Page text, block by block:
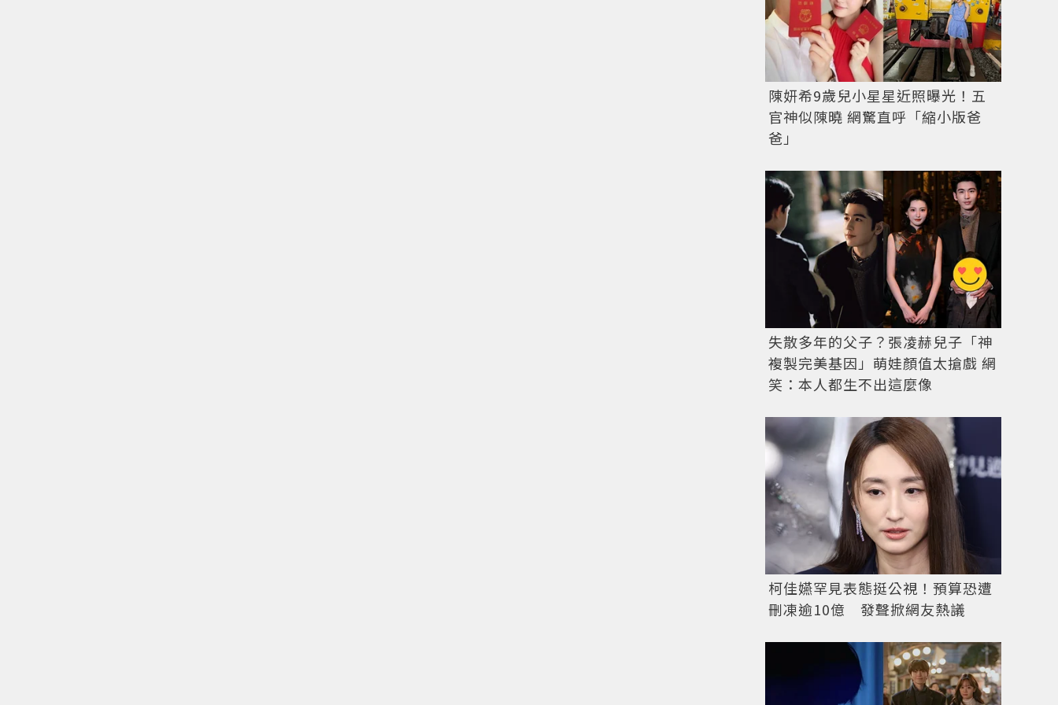
陳妍希9歲兒小星星近照曝光！五
官神似陳曉 網驚直呼「縮小版爸
爸」
失散多年的父子？張凌赫兒子「神
複製完美基因」萌娃顏值太搶戲 網
笑：本人都生不出這麼像
柯佳嬿罕見表態挺公視！預算恐遭
刪凍逾10億 發聲掀網友熱議